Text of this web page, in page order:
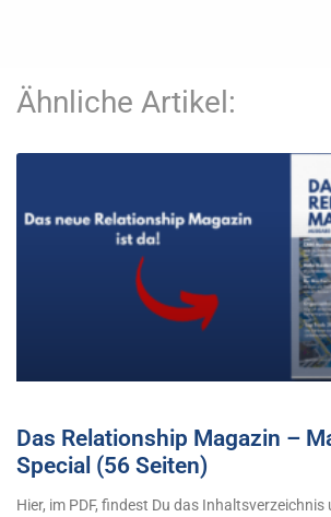
Ähnliche Artikel:
Das Relationship Magazin –
Special (56 Seiten)
Hier, im PDF, findest Du das Inhaltsverzeichnis